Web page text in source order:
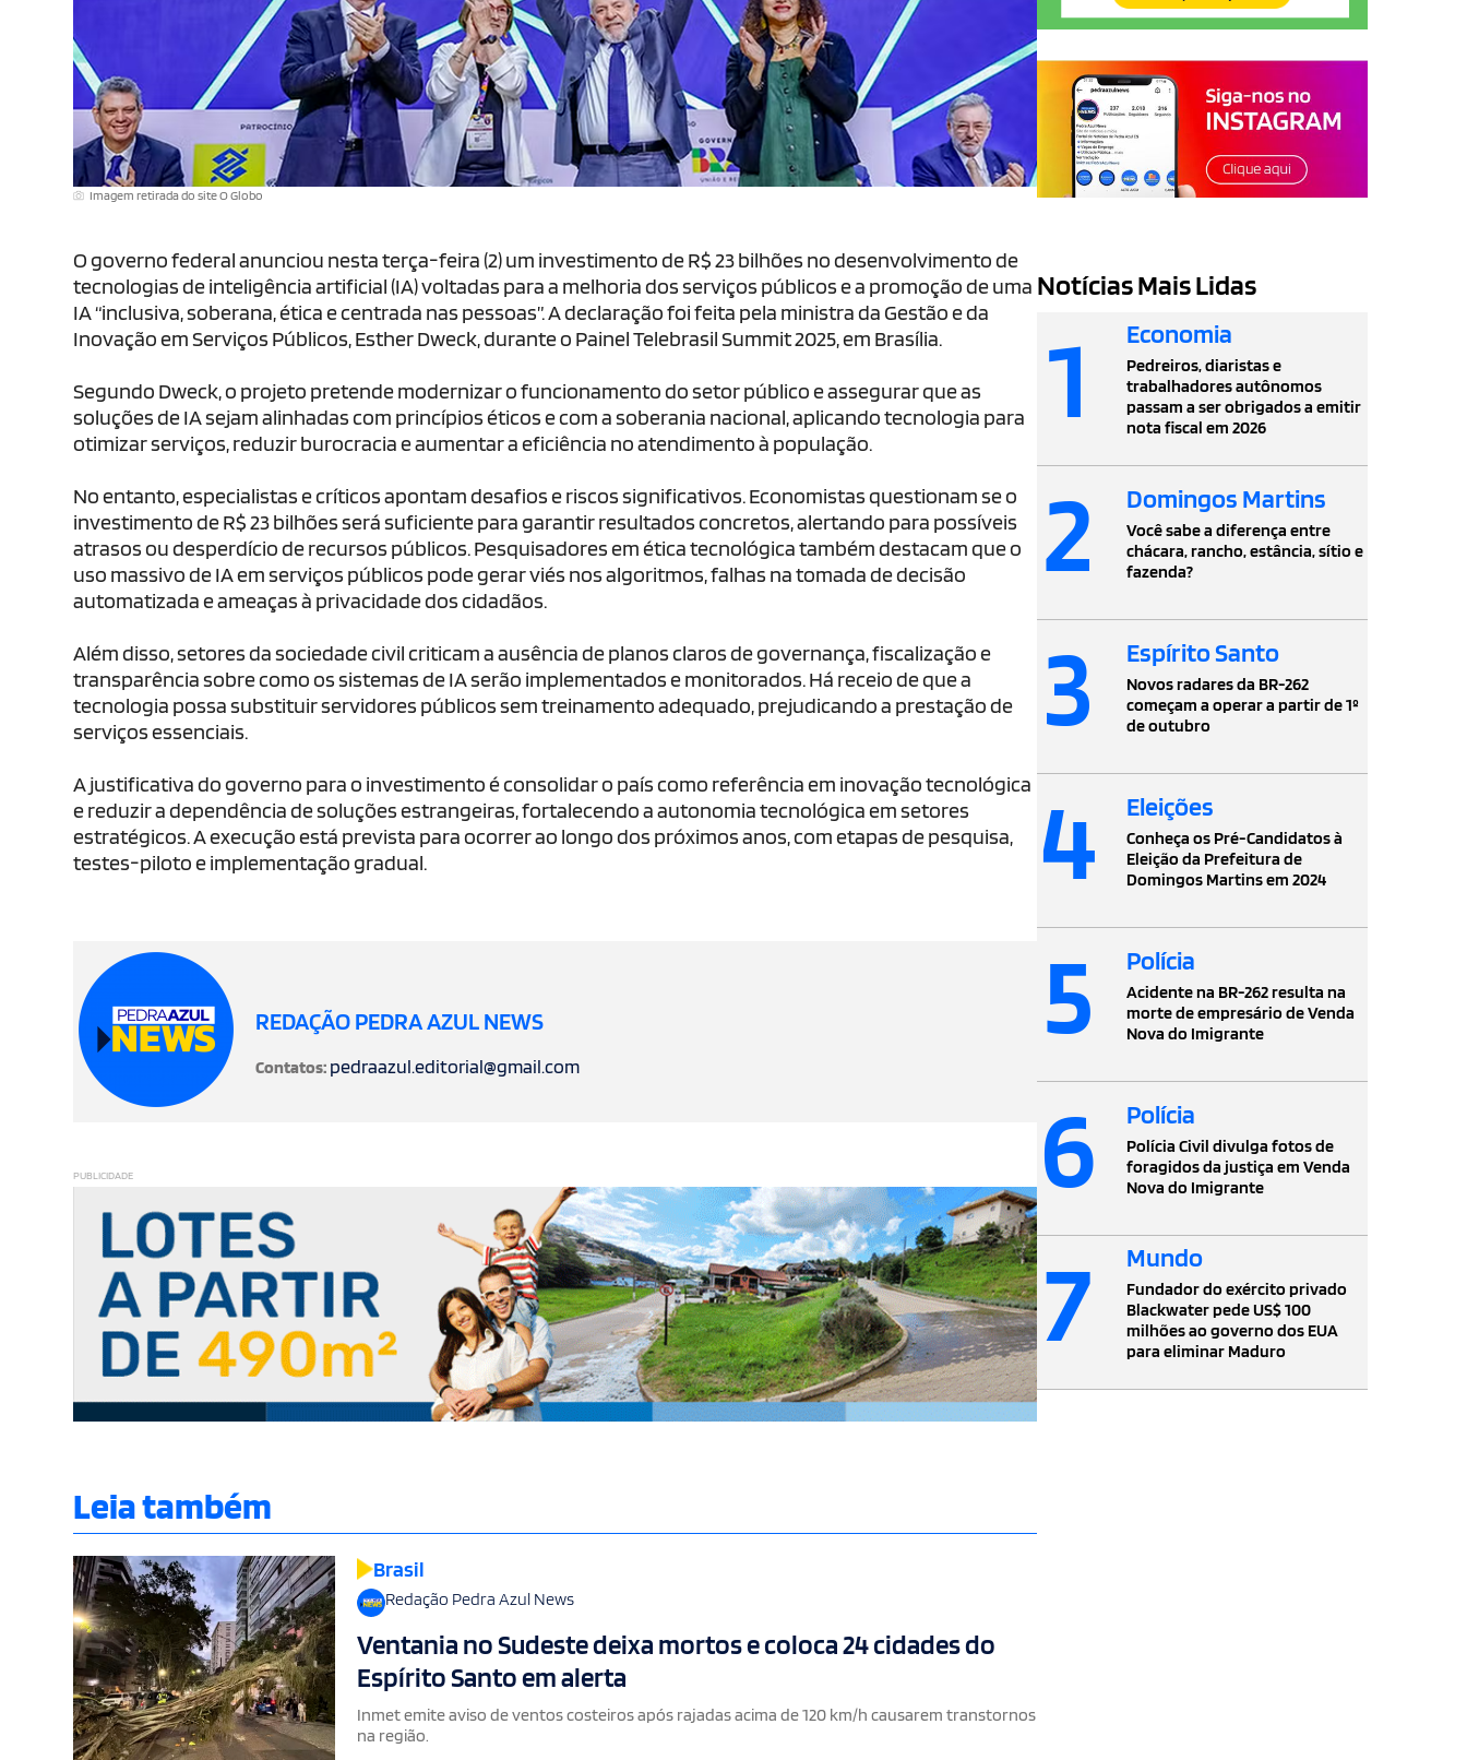
Imagem retirada do site O Globo
O governo federal anunciou nesta terça-feira (2) um investimento de R$ 23 bilhões no desenvolvimento de
tecnologias de inteligência artificial (IA) voltadas para a melhoria dos serviços públicos e a promoção de uma
IA “inclusiva, soberana, ética e centrada nas pessoas”. A declaração foi feita pela ministra da Gestão e da
Inovação em Serviços Públicos, Esther Dweck, durante o Painel Telebrasil Summit 2025, em Brasília.
Segundo Dweck, o projeto pretende modernizar o funcionamento do setor público e assegurar que as
soluções de IA sejam alinhadas com princípios éticos e com a soberania nacional, aplicando tecnologia para
otimizar serviços, reduzir burocracia e aumentar a eficiência no atendimento à população.
No entanto, especialistas e críticos apontam desafios e riscos significativos. Economistas questionam se o
investimento de R$ 23 bilhões será suficiente para garantir resultados concretos, alertando para possíveis
atrasos ou desperdício de recursos públicos. Pesquisadores em ética tecnológica também destacam que o
uso massivo de IA em serviços públicos pode gerar viés nos algoritmos, falhas na tomada de decisão
automatizada e ameaças à privacidade dos cidadãos.
Além disso, setores da sociedade civil criticam a ausência de planos claros de governança, fiscalização e
transparência sobre como os sistemas de IA serão implementados e monitorados. Há receio de que a
tecnologia possa substituir servidores públicos sem treinamento adequado, prejudicando a prestação de
serviços essenciais.
A justificativa do governo para o investimento é consolidar o país como referência em inovação tecnológica
e reduzir a dependência de soluções estrangeiras, fortalecendo a autonomia tecnológica em setores
estratégicos. A execução está prevista para ocorrer ao longo dos próximos anos, com etapas de pesquisa,
testes-piloto e implementação gradual.
REDAÇÃO PEDRA AZUL NEWS
Contatos: pedraazul.editorial@gmail.com
PUBLICIDADE
Leia também
Brasil
Redação Pedra Azul News
Ventania no Sudeste deixa mortos e coloca 24 cidades do
Espírito Santo em alerta
Inmet emite aviso de ventos costeiros após rajadas acima de 120 km/h causarem transtornos
na região.
Notícias Mais Lidas
1 Economia
Pedreiros, diaristas e
trabalhadores autônomos
passam a ser obrigados a emitir
nota fiscal em 2026
2 Domingos Martins
Você sabe a diferença entre
chácara, rancho, estância, sítio e
fazenda?
3 Espírito Santo
Novos radares da BR-262
começam a operar a partir de 1º
de outubro
4 Eleições
Conheça os Pré-Candidatos à
Eleição da Prefeitura de
Domingos Martins em 2024
5 Polícia
Acidente na BR-262 resulta na
morte de empresário de Venda
Nova do Imigrante
6 Polícia
Polícia Civil divulga fotos de
foragidos da justiça em Venda
Nova do Imigrante
7 Mundo
Fundador do exército privado
Blackwater pede US$ 100
milhões ao governo dos EUA
para eliminar Maduro